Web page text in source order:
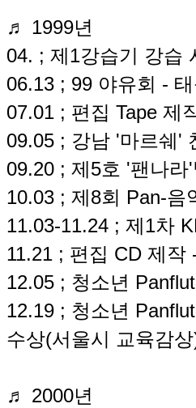
♬ 1999년
04. ; 제1강습기 강습
06.13 ; 99 야유회 -
07.01 ; 편집 Tape 제
09.05 ; 강남 '마르쉐'
09.20 ; 제5호 '팬나라
10.03 ; 제8회 Pan-음
11.03-11.24 ; 제1차
11.21 ; 편집 CD 제작
12.05 ; 청소년
12.19 ; 청소년
수상(서울시 교육감
♬ 2000년